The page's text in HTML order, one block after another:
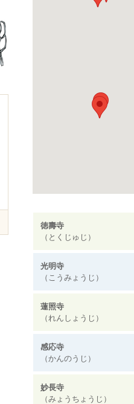
徳壽寺
（とくじゅじ）
光明寺
（こうみょうじ）
蓮照寺
（れんしょうじ）
感応寺
（かんのうじ）
妙長寺
（みょうちょうじ）